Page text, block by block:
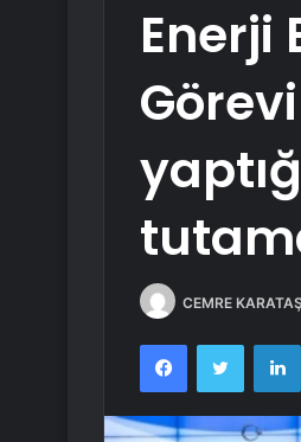
Enerji
CEMRE
FacebookTwitter